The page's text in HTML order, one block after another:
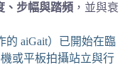
、步幅與踏頻 ，並與衰
的 aiGait）已開始在臨
或平板拍攝站立與行